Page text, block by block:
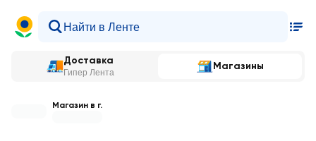
Доставка
Гипер Лента
Магазины
Магазин в г.